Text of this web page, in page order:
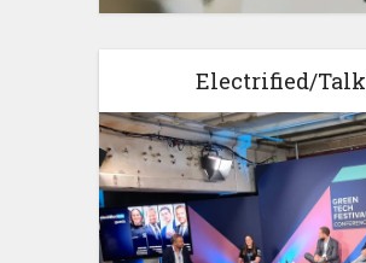
Electrified/Talk